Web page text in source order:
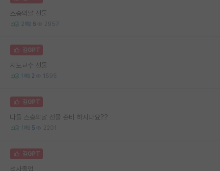
스승의날 선물
2 6 2957
김GPT
지도교수 선물
1 2 1595
김GPT
다들 스승의날 선물 준비 하시나요??
1 5 2201
김GPT
석사졸업